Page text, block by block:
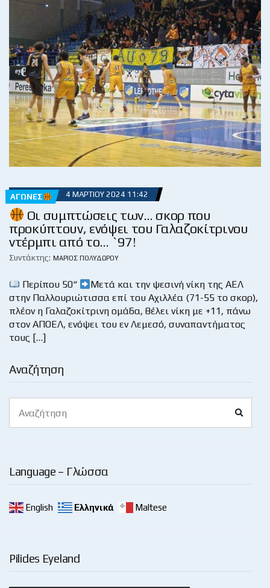
Αναζήτηση
for:
Language – Γλώσσα
English Ελληνικά Maltese
Pilides Eyeland
ΑΓΏΝΕΣ 4 ΜΑΡΤΊΟΥ 2024 11:42
Οι συμπτώσεις των… σκορ που
προκύπτουν, ενόψει του Γαλαζοκίτρινου
ντέρμπι από το… `97!
Συντάκτης: ΜΆΡΙΟΣ ΠΟΛΥΔΏΡΟΥ
Περίπου 50“
Μετά και την ψεσινή νίκη της ΑΕΛ
στην Παλλουριώτισσα επί του Αχιλλέα (71-55 το σκορ),
πλέον η Γαλαζοκίτρινη ομάδα, θέλει νίκη με +11, πάνω
στον ΑΠΟΕΛ, ενόψει του εν Λεμεσό, συναπαντήματος
τους […]